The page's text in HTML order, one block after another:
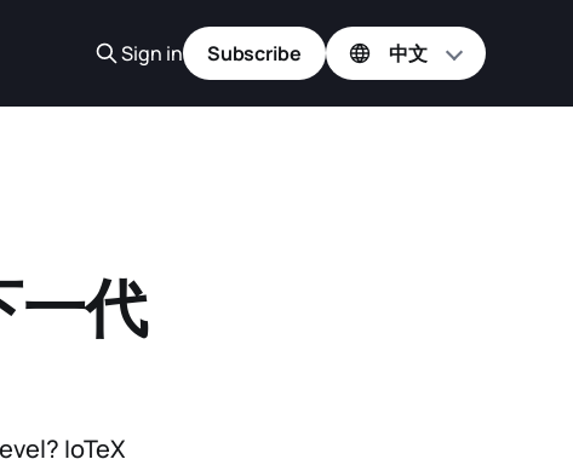
Sign in Subscribe
一代
IoTeX